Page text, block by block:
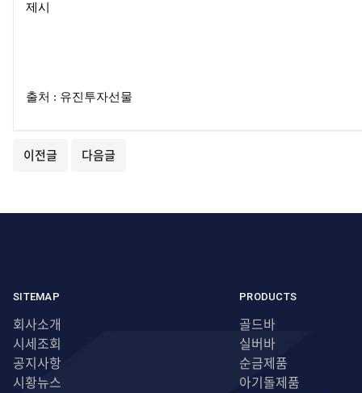
제시
출처 : 유진투자선물
이전글 다음글
SITEMAP
회사소개
시세조회
공지사항
시황뉴스
PRODUCTS
골드바
실버바
순금제품
아기돌제품